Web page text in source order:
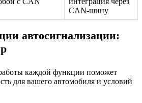
CAN-шину
автосигнализации:
каждой функции поможет
для вашего автомобиля и условий